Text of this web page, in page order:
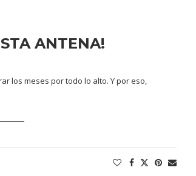
ANTENA!
los meses por todo lo alto. Y por eso,